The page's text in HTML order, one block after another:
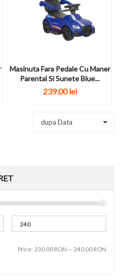
Price: 230.00 RON — 240.00 RON
Masinuta Fara Pedale Cu Maner
Parental Si Sunete Blue...
239.00 lei
dupa Data